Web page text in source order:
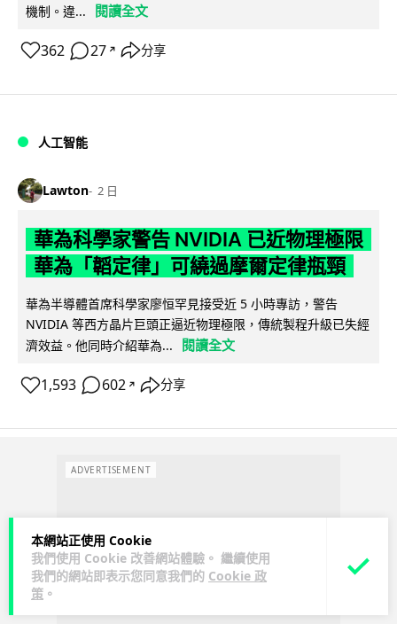
本網站正使用 Cookie
我們使用 Cookie 改善網站體驗。 繼續使用
我們的網站即表示您同意我們的 Cookie 政
策 。
機制。違...
閱讀全文
362 27 ↗ 分享
人工智能
Lawton 2 日
華為科學家警告 NVIDIA 已近物理極限
華為「韜定律」可繞過摩爾定律瓶頸
華為半導體首席科學家廖恒罕見接受近 5 小時專訪，警告
NVIDIA 等西方晶片巨頭正逼近物理極限，傳統製程升級已失經
濟效益。他同時介紹華為...
閱讀全文
1,593 602 ↗ 分享
ADVERTISEMENT